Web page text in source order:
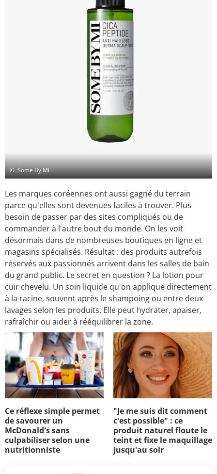
© Some By Mi
Les marques coréennes ont aussi gagné du terrain
parce qu'elles sont devenues faciles à trouver. Plus
besoin de passer par des sites compliqués ou de
commander à l'autre bout du monde. On les voit
désormais dans de nombreuses boutiques en ligne et
magasins spécialisés. Résultat : des produits autrefois
réservés aux passionnés arrivent dans les salles de bain
du grand public. Le secret en question ? La lotion pour
cuir chevelu. Un soin liquide qu'on applique directement
à la racine, souvent après le shampoing ou entre deux
lavages selon les produits. Elle peut hydrater, apaiser,
rafraîchir ou aider à rééquilibrer la zone.
Ce réflexe simple permet
de savourer un
McDonald's sans
culpabiliser selon une
nutritionniste
"Je me suis dit comment
c'est possible" : ce
produit naturel floute le
teint et fixe le maquillage
jusqu'au soir